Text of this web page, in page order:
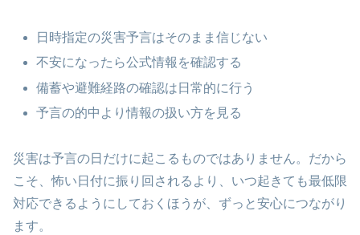
日時指定の災害予言はそのまま信じない
不安になったら公式情報を確認する
備蓄や避難経路の確認は日常的に行う
予言の的中より情報の扱い方を見る
災害は予言の日だけに起こるものではありません。だから
こそ、怖い日付に振り回されるより、いつ起きても最低限
対応できるようにしておくほうが、ずっと安心につながり
ます。